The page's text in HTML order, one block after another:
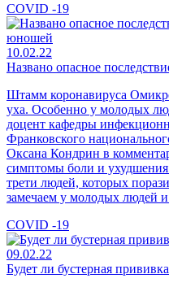
COVID -19
10.02.22
Названо опасное
Штамм коронавируса
уха. Особенно у молодых
доцент кафедры
Франковского
Оксана Кондрин в
симптомы боли и ухудшения
трети людей, которых
замечаем у молодых людей
COVID -19
09.02.22
Будет ли бустерная